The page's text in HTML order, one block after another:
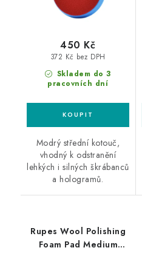
Skladem do 3
pracovních dní
372 Kč bez DPH
450 Kč
Modrý střední kotouč,
vhodný k odstranění
lehkých i silných škrábanců
a hologramů.
Rupes Wool Polishing
Foam Pad Medium